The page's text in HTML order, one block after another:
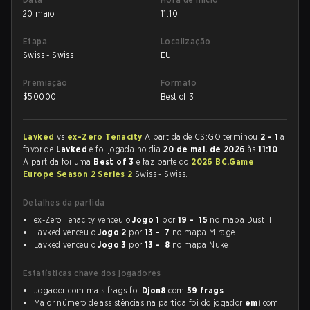
20 maio
11:10
Etapa
Swiss - Swiss
Localização
EU
Premiação
$50000
Formato
Best of 3
Lavked vs ex-Zero Tenacity A partida de CS:GO terminou 2 - 1 a
favor de Lavkede foi jogada no dia 20 de mai. de 2026às11:10 .
A partida foi uma Best of 3e faz parte do 2026 BC.Game
Europe Season 2 Series 2 Swiss - Swiss.
Detalhes da partida
ex-Zero Tenacity venceu oJogo 1 por 19 - 15 no mapa Dust II
Lavked venceu oJogo 2 por 13 - 7 no mapa Mirage
Lavked venceu oJogo 3 por 13 - 8 no mapa Nuke
Estatísticas chave dos jogadores
Jogador com mais frags foi Djon8 com 59 frags.
Maior número de assistências na partida foi do jogador emi com